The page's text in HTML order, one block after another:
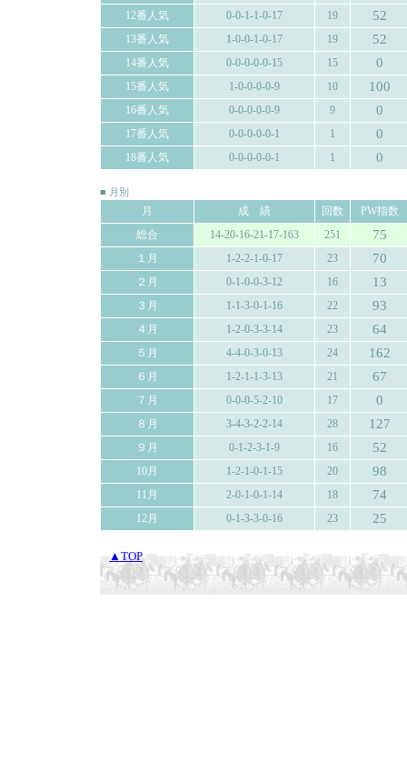
12番人気 0-0-1-1-0-17 19 52
13番人気 1-0-0-1-0-17 19 52
14番人気 0-0-0-0-0-15 15 0
15番人気 1-0-0-0-0-9 10 100
16番人気 0-0-0-0-0-9 9 0
17番人気 0-0-0-0-0-1 1 0
18番人気 0-0-0-0-0-1 1 0
■ 月別
月 成 績 回数
PW指数
総合
14-20-16-21-17-163 251 75
１月 1-2-2-1-0-17 23 70
２月 0-1-0-0-3-12 16 13
３月 1-1-3-0-1-16 22 93
４月 1-2-0-3-3-14 23 64
５月 4-4-0-3-0-13 24 162
６月 1-2-1-1-3-13 21 67
７月 0-0-0-5-2-10 17 0
８月 3-4-3-2-2-14 28 127
９月 0-1-2-3-1-9 16 52
10月 1-2-1-0-1-15 20 98
11月 2-0-1-0-1-14 18 74
12月 0-1-3-3-0-16 23 25
▲TOP